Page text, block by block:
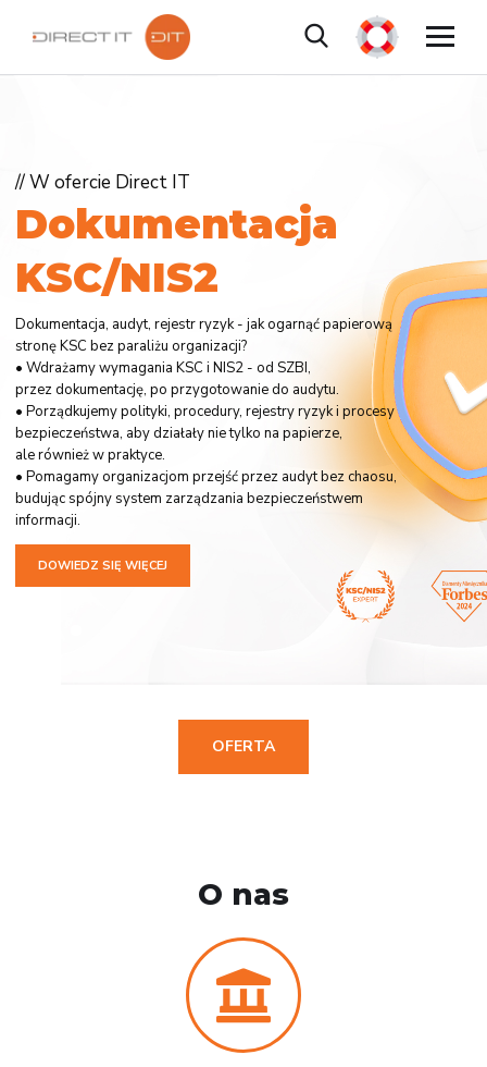
Dokumentacja
KSC/NIS2
Dokumentacja, audyt, rejestr ryzyk - jak ogarnąć papierową
stronę KSC bez paraliżu organizacji?
• Wdrażamy wymagania KSC i NIS2 - od SZBI,
przez dokumentację, po przygotowanie do audytu.
• Porządkujemy polityki, procedury, rejestry ryzyk i procesy
bezpieczeństwa, aby działały nie tylko na papierze,
ale również w praktyce.
• Pomagamy organizacjom przejść przez audyt bez chaosu,
budując spójny system zarządzania bezpieczeństwem
informacji.
// W ofercie Direct IT
DOWIEDZ SIĘ WIĘCEJ
OFERTA
O nas